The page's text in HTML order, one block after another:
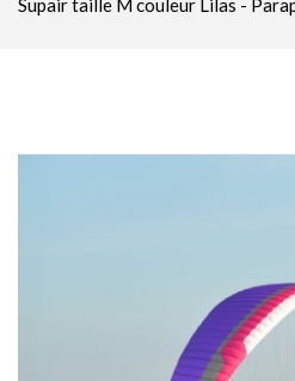
Parachutes Secours
Accessoires
OCCASIONS Parc École
Supair taille M couleur Lilas -